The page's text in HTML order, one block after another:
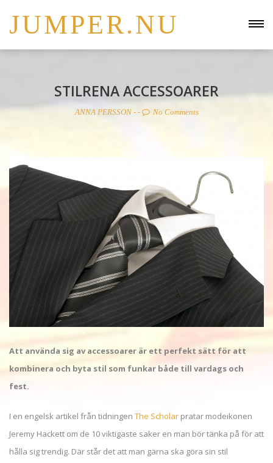
JUMPER.NU
STILRENA ACCESSOARER
ANNA PERSSON- - No Comments
Att använda sig av accessoarer är ett perfekt sätt för att
kombinera och byta stil som funkar både till vardags och
fest.
I en engelsk artikel från tidningen The Scholar pratar modeikonen
Jeremy Hackett om de 10 viktigaste saker en man bör tänka på för att
hålla sig trendig. Där står det att man gärna ska göra sin stil